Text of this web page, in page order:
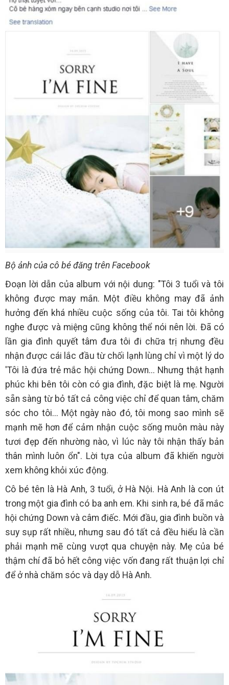
Bộ ảnh của cô bé đăng trên Facebook
Đoạn lời dẫn của album với nội dung: "Tôi 3 tuổi và tôi
không được may mắn. Một điều không may đã ảnh
hưởng đến khá nhiều cuộc sống của tôi. Tai tôi không
nghe được và miệng cũng không thể nói nên lời. Đã có
lần gia đình quyết tâm đưa tôi đi chữa trị nhưng đều
nhận được cái lắc đầu từ chối lạnh lùng chỉ vì một lý do
'Tôi là đứa trẻ mắc hội chứng Down... Nhưng thật hạnh
phúc khi bên tôi còn có gia đình, đặc biệt là mẹ. Người
sẵn sàng từ bỏ tất cả công việc chỉ để quan tâm, chăm
sóc cho tôi... Một ngày nào đó, tôi mong sao mình sẽ
mạnh mẽ hơn để cảm nhận cuộc sống muôn màu này
tươi đẹp đến nhường nào, vì lúc này tôi nhận thấy bản
thân mình luôn ổn". Lời tựa của album đã khiến người
xem không khỏi xúc động.
Cô bé tên là Hà Anh, 3 tuổi, ở Hà Nội. Hà Anh là con út
trong một gia đình có ba anh em. Khi sinh ra, bé đã mắc
hội chứng Down và câm điếc. Mới đầu, gia đình buồn và
suy sụp rất nhiều, nhưng sau đó tất cả đều hiểu là cần
phải mạnh mẽ cùng vượt qua chuyện này. Mẹ của bé
thậm chí đã bỏ hết công việc vốn đang rất thuận lợi chỉ
để ở nhà chăm sóc và dạy dỗ Hà Anh.